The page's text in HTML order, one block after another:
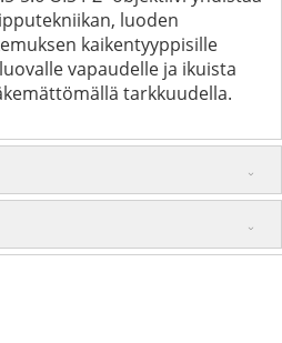
luoden
kaikentyyppisille
vapaudelle ja ikuista
tarkkuudella.